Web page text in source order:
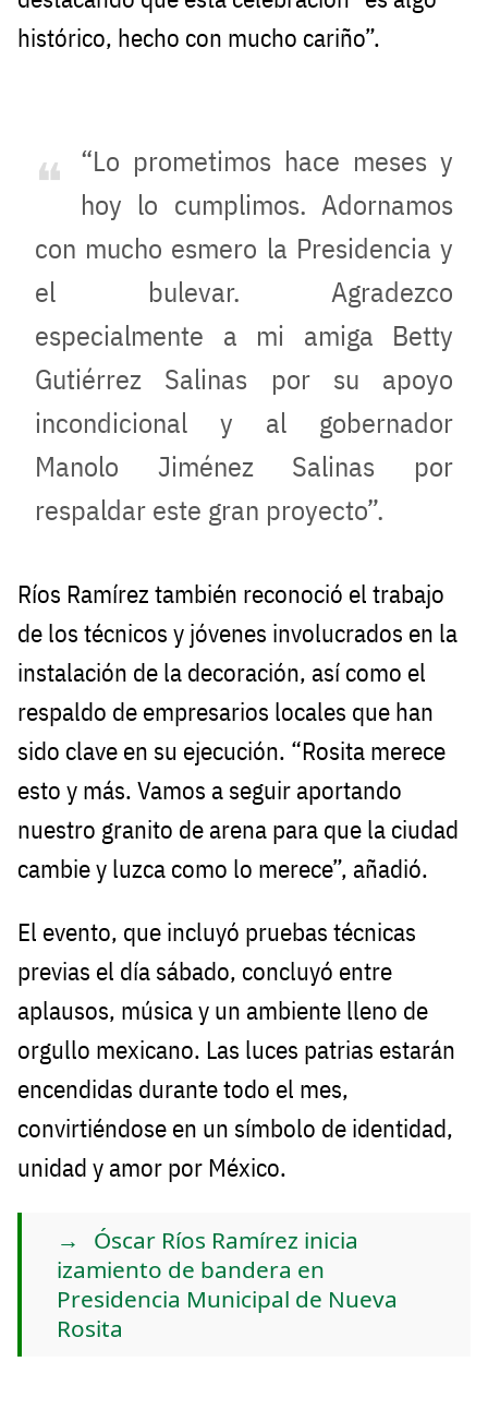
histórico, hecho con mucho cariño”.
“Lo prometimos hace meses y
hoy lo cumplimos. Adornamos
con mucho esmero la Presidencia y
el bulevar. Agradezco
especialmente a mi amiga Betty
Gutiérrez Salinas por su apoyo
incondicional y al gobernador
Manolo Jiménez Salinas por
respaldar este gran proyecto”.
Ríos Ramírez también reconoció el trabajo
de los técnicos y jóvenes involucrados en la
instalación de la decoración, así como el
respaldo de empresarios locales que han
sido clave en su ejecución. “Rosita merece
esto y más. Vamos a seguir aportando
nuestro granito de arena para que la ciudad
cambie y luzca como lo merece”, añadió.
El evento, que incluyó pruebas técnicas
previas el día sábado, concluyó entre
aplausos, música y un ambiente lleno de
orgullo mexicano. Las luces patrias estarán
encendidas durante todo el mes,
convirtiéndose en un símbolo de identidad,
unidad y amor por México.
Óscar Ríos Ramírez inicia
izamiento de bandera en
Presidencia Municipal de Nueva
Rosita